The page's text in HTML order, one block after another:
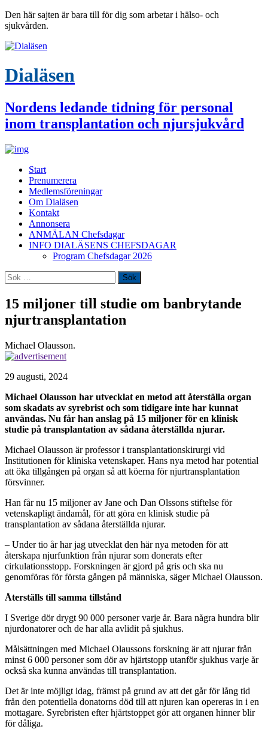
Den här sajten är bara till för dig som arbetar i hälso- och
sjukvården.
Dialäsen
Nordens ledande tidning för personal
inom transplantation och njursjukvård
Start
Prenumerera
Medlemsföreningar
Om Dialäsen
Kontakt
Annonsera
ANMÄLAN Chefsdagar
INFO DIALÄSENS CHEFSDAGAR
Program Chefsdagar 2026
Sök
efter:
15 miljoner till studie om banbrytande
njurtransplantation
Michael Olausson.
29 augusti, 2024
Michael Olausson har utvecklat en metod att återställa organ
som skadats av syrebrist och som tidigare inte har kunnat
användas. Nu får han anslag på 15 miljoner för en klinisk
studie på transplantation av sådana återställda njurar.
Michael Olausson är professor i transplantationskirurgi vid
Institutionen för kliniska vetenskaper. Hans nya metod har potential
att öka tillgången på organ så att köerna för njurtransplantation
försvinner.
Han får nu 15 miljoner av Jane och Dan Olssons stiftelse för
vetenskapligt ändamål, för att göra en klinisk studie på
transplantation av sådana återställda njurar.
– Under tio år har jag utvecklat den här nya metoden för att
återskapa njurfunktion från njurar som donerats efter
cirkulationsstopp. Forskningen är gjord på gris och ska nu
genomföras för första gången på människa, säger Michael Olausson.
Återställs till samma tillstånd
I Sverige dör drygt 90 000 personer varje år. Bara några hundra blir
njurdonatorer och de har alla avlidit på sjukhus.
Målsättningen med Michael Olaussons forskning är att njurar från
minst 6 000 personer som dör av hjärtstopp utanför sjukhus varje år
också ska kunna användas till transplantation.
Det är inte möjligt idag, främst på grund av att det går för lång tid
från den potentiella donatorns död till att njuren kan opereras in i en
mottagare. Syrebristen efter hjärtstoppet gör att organen hinner blir
för dåliga.